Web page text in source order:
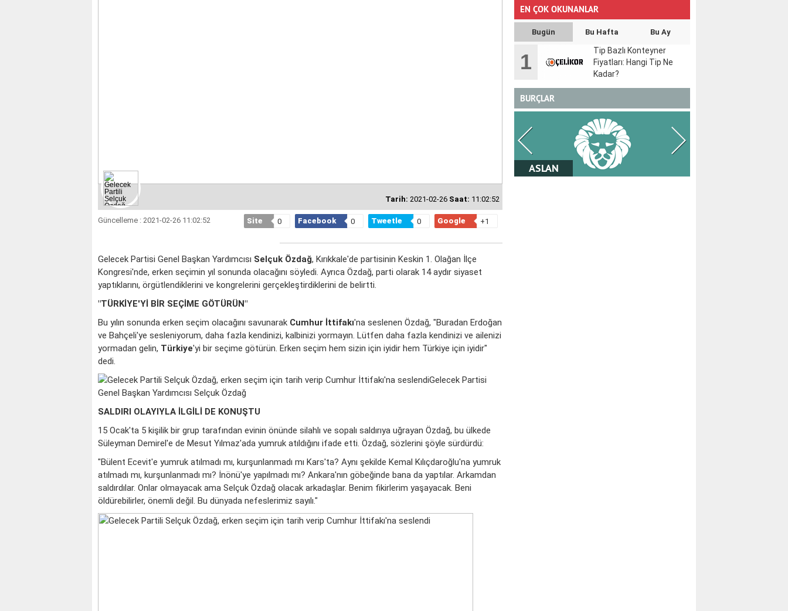
Tarih: 2021-02-26 Saat: 11:02:52
Güncelleme : 2021-02-26 11:02:52 Site 0 Facebook 0 Tweetle 0 Google +1
Gelecek Partisi Genel Başkan Yardımcısı Selçuk Özdağ, Kırıkkale'de partisinin Keskin 1. Olağan İlçe
Kongresi'nde, erken seçimin yıl sonunda olacağını söyledi. Ayrıca Özdağ, parti olarak 14 aydır siyaset
yaptıklarını, örgütlendiklerini ve kongrelerini gerçekleştirdiklerini de belirtti.
"TÜRKİYE'Yİ BİR SEÇİME GÖTÜRÜN"
Bu yılın sonunda erken seçim olacağını savunarak Cumhur İttifakı'na seslenen Özdağ, "Buradan Erdoğan
ve Bahçeli'ye sesleniyorum, daha fazla kendinizi, kalbinizi yormayın. Lütfen daha fazla kendinizi ve ailenizi
yormadan gelin, Türkiye'yi bir seçime götürün. Erken seçim hem sizin için iyidir hem Türkiye için iyidir"
dedi.
Gelecek Partisi
Genel Başkan Yardımcısı Selçuk Özdağ
SALDIRI OLAYIYLA İLGİLİ DE KONUŞTU
15 Ocak'ta 5 kişilik bir grup tarafından evinin önünde silahlı ve sopalı saldırıya uğrayan Özdağ, bu ülkede
Süleyman Demirel'e de Mesut Yılmaz'ada yumruk atıldığını ifade etti. Özdağ, sözlerini şöyle sürdürdü:
"Bülent Ecevit'e yumruk atılmadı mı, kurşunlanmadı mı Kars'ta? Aynı şekilde Kemal Kılıçdaroğlu'na yumruk
atılmadı mı, kurşunlanmadı mı? İnönü'ye yapılmadı mı? Ankara'nın göbeğinde bana da yaptılar. Arkamdan
saldırdılar. Onlar olmayacak ama Selçuk Özdağ olacak arkadaşlar. Benim fikirlerim yaşayacak. Beni
öldürebilirler, önemli değil. Bu dünyada nefeslerimiz sayılı."
EN ÇOK OKUNANLAR
Bugün Bu Hafta Bu Ay
1
Tip Bazlı Konteyner
Fiyatları: Hangi Tip Ne
Kadar?
BURÇLAR
BAŞAK